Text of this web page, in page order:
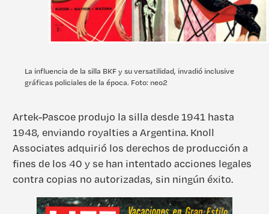
La influencia de la silla BKF y su versatilidad, invadió inclusive
gráficas policiales de la época. Foto: neo2
Artek-Pascoe produjo la silla desde 1941 hasta
1948, enviando royalties a Argentina. Knoll
Associates adquirió los derechos de producción a
fines de los 40 y se han intentado acciones legales
contra copias no autorizadas, sin ningún éxito.